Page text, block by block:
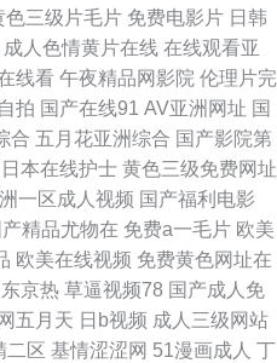
草在线 蜜桃av第一页 欧美另类性爱
欧美午夜狼人 亚洲微拍福利 精品网
综合观看 欧美熟女Tv 午夜少好福利
美色图日本 日本激情视频 国产视频一
日本AV网站 变态另类第8页 欧美限
日韩 三级网站大全 99超碰人 福利AV
色三级片毛片 免费电影片 日韩
成人色情黄片在线 在线观看亚
线看 午夜精品网影院 伦理片完
拍 国产在线91 AV亚洲网址 国
合 五月花亚洲综合 国产影院第
日本在线护士 黄色三级免费网址
一区成人视频 国产福利电影
产精品尤物在 免费a一毛片 欧美
欧美在线视频 免费黄色网址在
京热 草逼视频78 国产成人免
五月天 日b视频 成人三级网站
二区 基情涩涩网 51漫画成人 丁